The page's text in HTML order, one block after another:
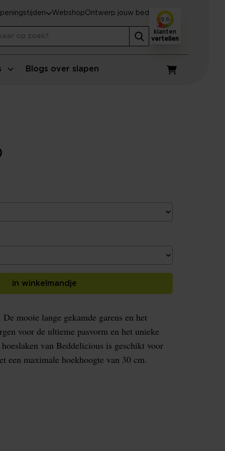
Blogs over slapen
Winkelwagen
WebshopOntwerp jouw bed
9,6
klanten
vertellen
in winkelmandje
mooie lange gekamde garens en het
voor de ultieme pasvorm en het unieke
van Beddelicious is geschikt voor
een maximale hoekhoogte van 30 cm.